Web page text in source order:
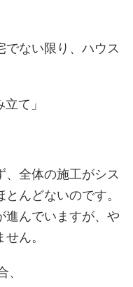
でない限り、ハウス
て」
全体の施工がシス
んどないのです。
進んでいますが、や
ん。